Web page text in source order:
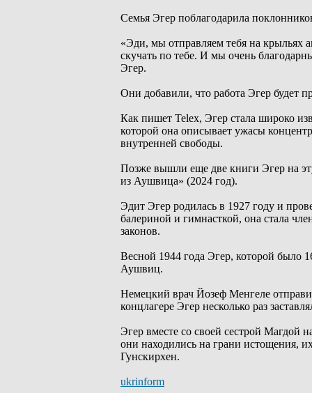
Семья Эгер поблагодарила
«Эди, мы отправляем тебя на крыльях
скучать по тебе. И мы очень
Эгер.
Они добавили, что работа Эгер будет
Как пишет Telex, Эгер стала широко
которой она описывает ужасы
внутренней свободы.
Позже вышли еще две книги Эгер на
из Аушвица» (2024 год).
Эдит Эгер родилась в 1927 году и
балериной и гимнасткой, она стала
законов.
Весной 1944 года Эгер, которой было
Аушвиц.
Немецкий врач Йозеф Менгеле
концлагере Эгер несколько раз
Эгер вместе со своей сестрой Магдой
они находились на грани истощения,
Гунскирхен.
ukrinform